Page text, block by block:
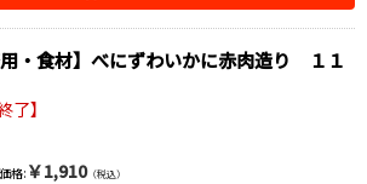
用・食材】べにずわいかに赤肉造り １１
了】
格 : ￥1,910（税込）